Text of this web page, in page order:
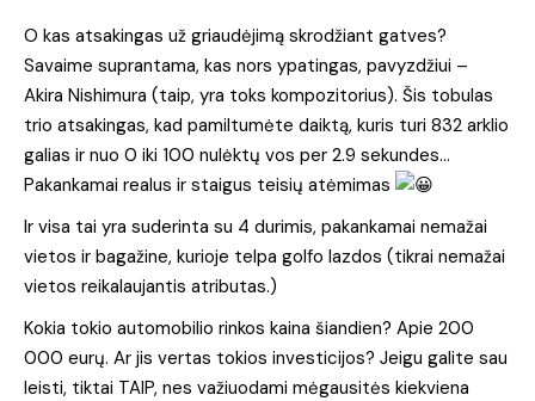
O kas atsakingas už griaudėjimą skrodžiant gatves?
Savaime suprantama, kas nors ypatingas, pavyzdžiui –
Akira Nishimura (taip, yra toks kompozitorius). Šis tobulas
trio atsakingas, kad pamiltumėte daiktą, kuris turi 832 arklio
galias ir nuo 0 iki 100 nulėktų vos per 2.9 sekundes…
Pakankamai realus ir staigus teisių atėmimas
Ir visa tai yra suderinta su 4 durimis, pakankamai nemažai
vietos ir bagažine, kurioje telpa golfo lazdos (tikrai nemažai
vietos reikalaujantis atributas.)
Kokia tokio automobilio rinkos kaina šiandien? Apie 200
000 eurų. Ar jis vertas tokios investicijos? Jeigu galite sau
leisti, tiktai TAIP, nes važiuodami mėgausitės kiekviena